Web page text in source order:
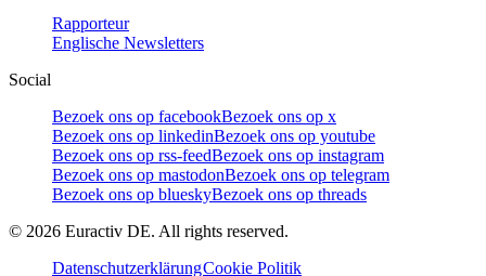
Rapporteur
Englische Newsletters
Social
Bezoek ons op facebookBezoek ons op x
Bezoek ons op linkedinBezoek ons op youtube
Bezoek ons op rss-feedBezoek ons op instagram
Bezoek ons op mastodonBezoek ons op telegram
Bezoek ons op blueskyBezoek ons op threads
© 2026 Euractiv DE. All rights reserved.
DatenschutzerklärungCookie Politik